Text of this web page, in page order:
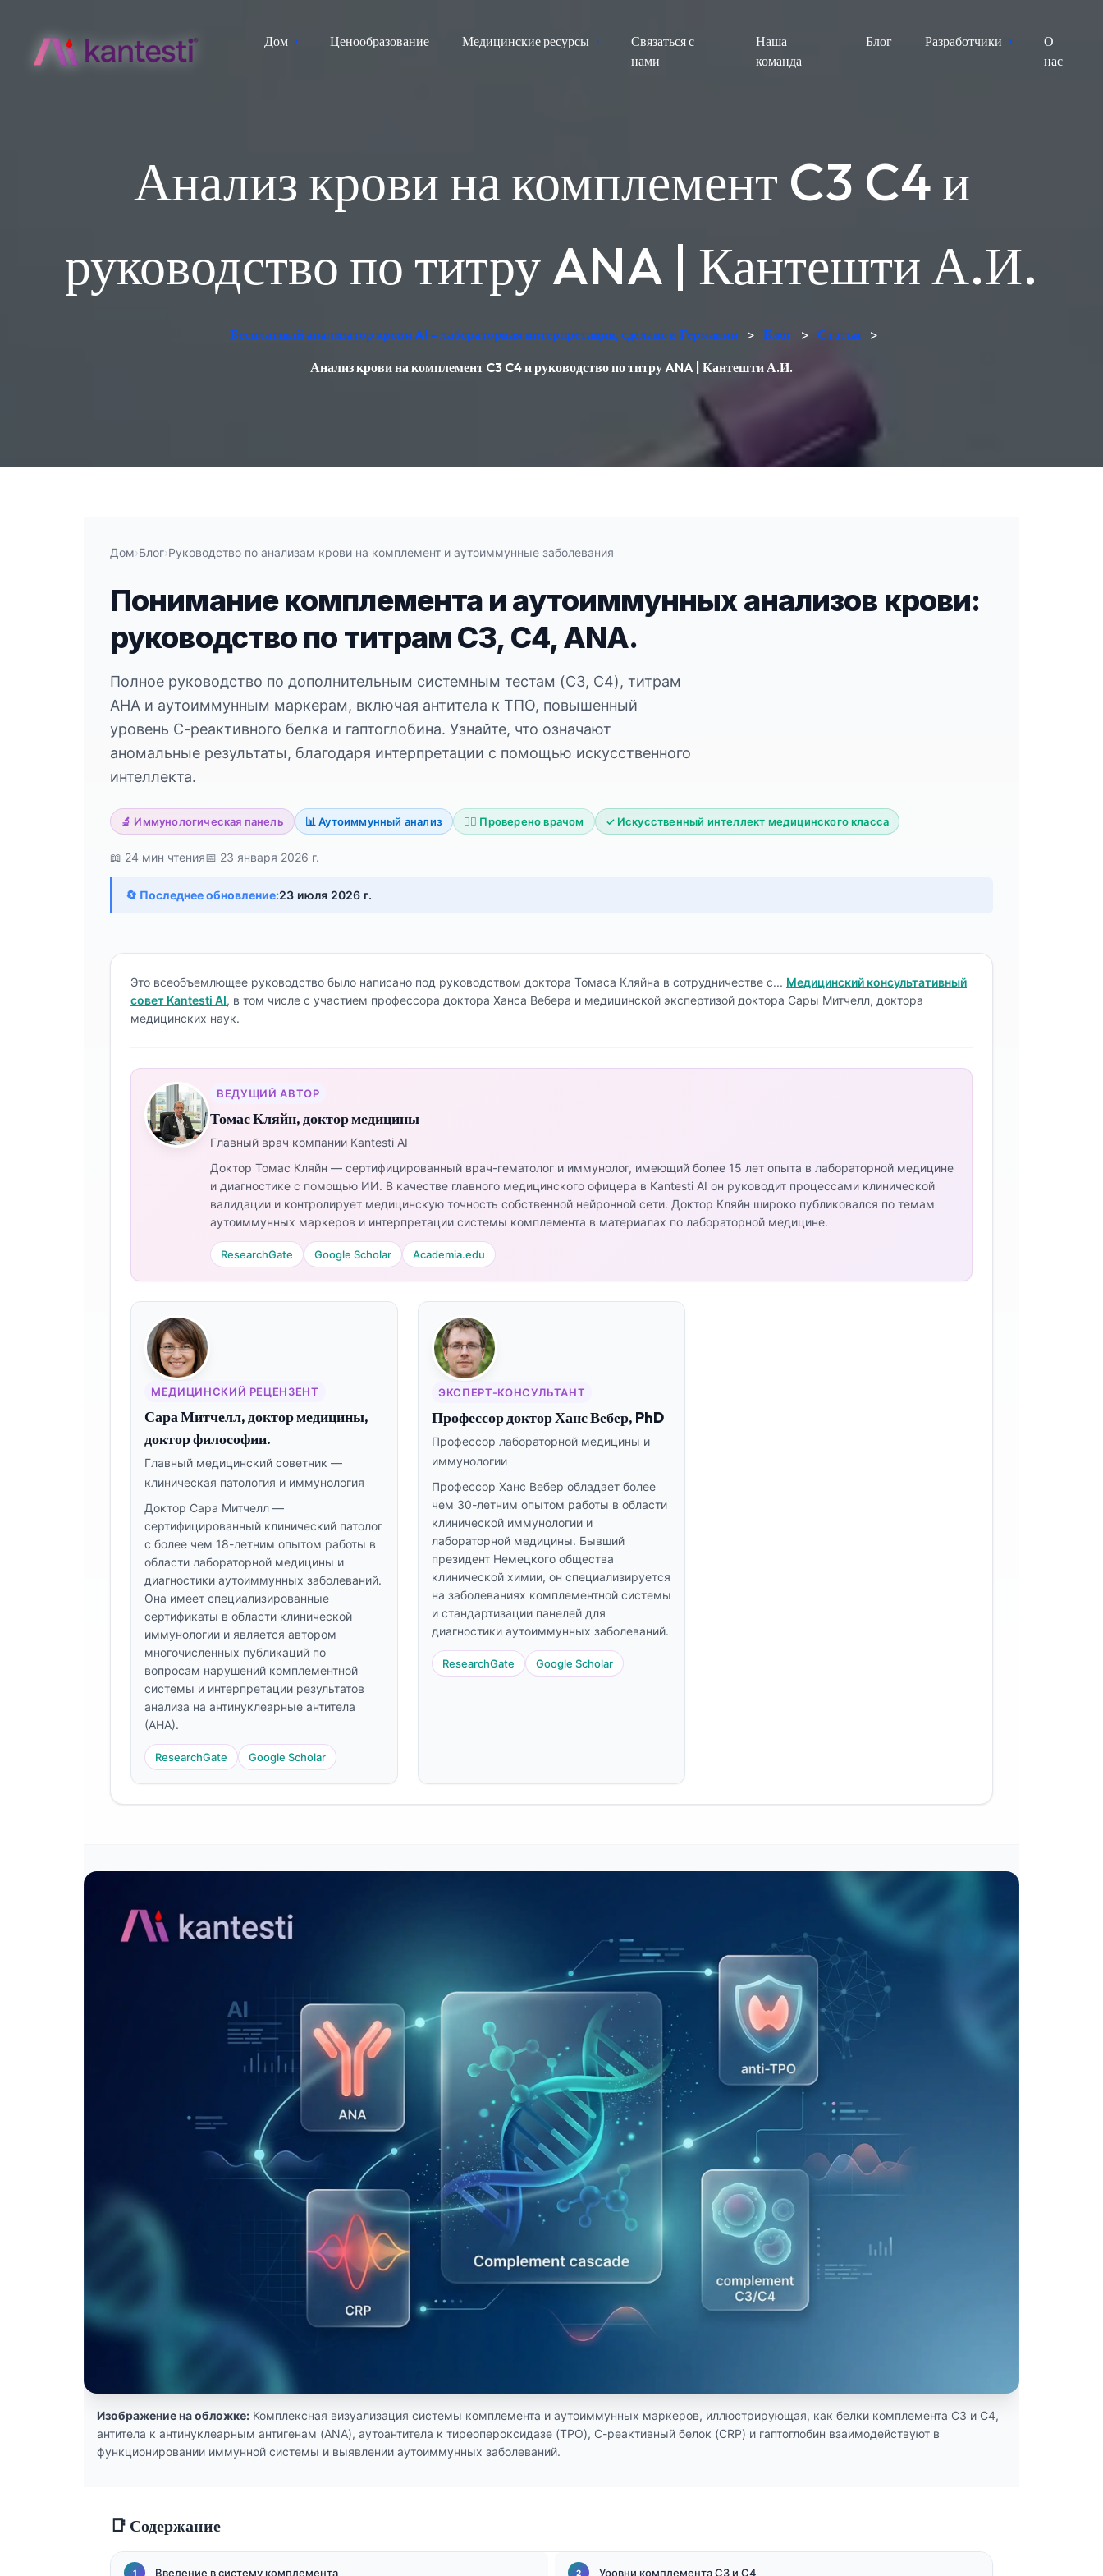
Дом Ценообразование Медицинские ресурсы
Связаться с
нами
Наша
команда
Блог Разработчики
О
нас
Анализ крови на комплемент C3 C4 и
руководство по титру ANA | Кантешти А.И.
Бесплатный анализатор крови AI – лабораторная интерпретация, сделано в Германии > Блог > Статьи
>
Анализ крови на комплемент C3 C4 и руководство по титру ANA | Кантешти А.И.
Дом›Блог›Руководство по анализам крови на комплемент и аутоиммунные заболевания
Понимание комплемента и аутоиммунных анализов крови:
руководство по титрам C3, C4, ANA.
Полное руководство по дополнительным системным тестам (C3, C4), титрам
АНА и аутоиммунным маркерам, включая антитела к ТПО, повышенный
уровень С-реактивного белка и гаптоглобина. Узнайте, что означают
аномальные результаты, благодаря интерпретации с помощью искусственного
интеллекта.
🔬 Иммунологическая панель 📊 Аутоиммунный анализ 👨‍⚕️ Проверено врачом ✓ Искусственный интеллект медицинского класса
📖 24 мин чтения📅 23 января 2026 г.
🔄 Последнее обновление:23 июля 2026 г.
Это всеобъемлющее руководство было написано под руководством доктора Томаса Кляйна в сотрудничестве с... Медицинский консультативный
совет Kantesti AI, в том числе с участием профессора доктора Ханса Вебера и медицинской экспертизой доктора Сары Митчелл, доктора
медицинских наук.
ВЕДУЩИЙ АВТОР
Томас Кляйн, доктор медицины
Главный врач компании Kantesti AI
Доктор Томас Кляйн — сертифицированный врач-гематолог и иммунолог, имеющий более 15 лет опыта в лабораторной медицине
и диагностике с помощью ИИ. В качестве главного медицинского офицера в Kantesti AI он руководит процессами клинической
валидации и контролирует медицинскую точность собственной нейронной сети. Доктор Кляйн широко публиковался по темам
аутоиммунных маркеров и интерпретации системы комплемента в материалах по лабораторной медицине.
ResearchGate Google Scholar Academia.edu
МЕДИЦИНСКИЙ РЕЦЕНЗЕНТ
Сара Митчелл, доктор медицины,
доктор философии.
Главный медицинский советник —
клиническая патология и иммунология
Доктор Сара Митчелл —
сертифицированный клинический патолог
с более чем 18-летним опытом работы в
области лабораторной медицины и
диагностики аутоиммунных заболеваний.
Она имеет специализированные
сертификаты в области клинической
иммунологии и является автором
многочисленных публикаций по
вопросам нарушений комплементной
системы и интерпретации результатов
анализа на антинуклеарные антитела
(АНА).
ResearchGate Google Scholar
ЭКСПЕРТ-КОНСУЛЬТАНТ
Профессор доктор Ханс Вебер, PhD
Профессор лабораторной медицины и
иммунологии
Профессор Ханс Вебер обладает более
чем 30-летним опытом работы в области
клинической иммунологии и
лабораторной медицины. Бывший
президент Немецкого общества
клинической химии, он специализируется
на заболеваниях комплементной системы
и стандартизации панелей для
диагностики аутоиммунных заболеваний.
ResearchGate Google Scholar
Изображение на обложке: Комплексная визуализация системы комплемента и аутоиммунных маркеров, иллюстрирующая, как белки комплемента C3 и C4,
антитела к антинуклеарным антигенам (ANA), аутоантитела к тиреопероксидазе (TPO), С-реактивный белок (CRP) и гаптоглобин взаимодействуют в
функционировании иммунной системы и выявлении аутоиммунных заболеваний.
📑 Содержание
Введение в систему комплемента Уровни комплемента C3 и C4
ગુજરાતી
മലയാളം
Tagalog
ไทย
Català
Latviešu valoda
Euskara
العربية المغربية
Afrikaans
Монгол
ພາສາລາວ
Basa Jawa
Cebuano
ئۇيغۇرچە
Кыргызча
Татар теле
Беларуская мова
Esperanto
Frysk
Ślōnskŏ gŏdka
Norsk bokmål